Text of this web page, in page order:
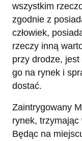
wszystkim
zgodnie z
człowiek,
rzeczy inną
przy drodze, jest
go na rynek i
dostać.
Zaintrygowany
rynek, trzymając
Będąc na